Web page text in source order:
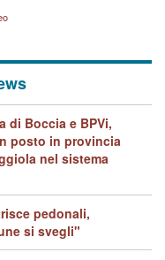
di Boccia e BPVi,
posto in provincia
nel sistema
pedonali,
si svegli"